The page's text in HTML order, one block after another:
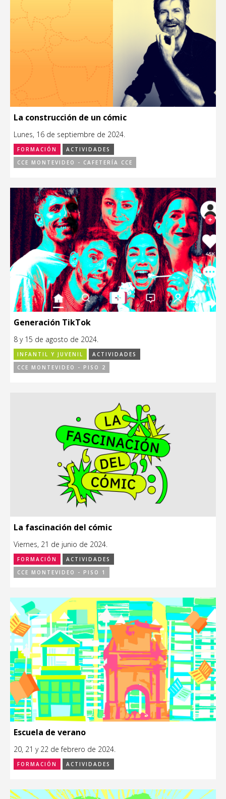
La construcción de un cómic
Lunes, 16 de septiembre de 2024.
FORMACIÓN
ACTIVIDADES
CCE MONTEVIDEO - CAFETERÍA CCE
Generación TikTok
8 y 15 de agosto de 2024.
INFANTIL Y JUVENIL
ACTIVIDADES
CCE MONTEVIDEO - PISO 2
La fascinación del cómic
Viernes, 21 de junio de 2024.
FORMACIÓN
ACTIVIDADES
CCE MONTEVIDEO - PISO 1
Escuela de verano
20, 21 y 22 de febrero de 2024.
FORMACIÓN ACTIVIDADES